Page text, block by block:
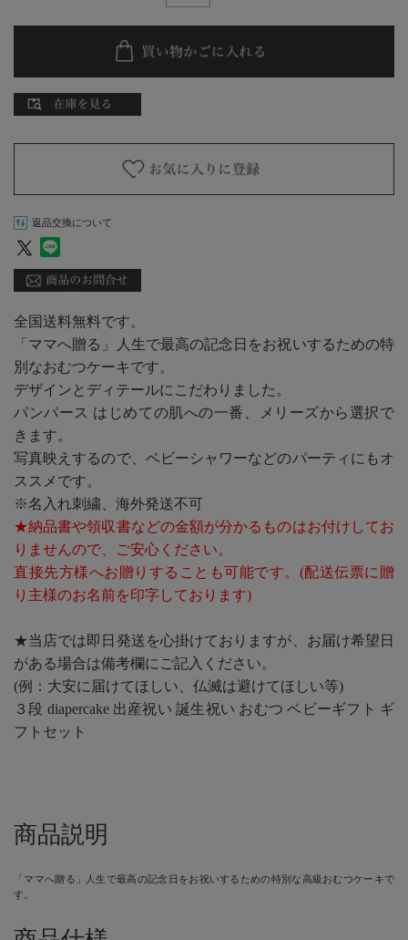
返品交換について
全国送料無料です。
「ママへ贈る」人生で最高の記念日をお祝いするための特
別なおむつケーキです。
デザインとディテールにこだわりました。
パンパース はじめての肌への一番、メリーズから選択で
きます。
写真映えするので、ベビーシャワーなどのパーティにもオ
ススメです。
※名入れ刺繍、海外発送不可
★納品書や領収書などの金額が分かるものはお付けしてお
りませんので、ご安心ください。
直接先方様へお贈りすることも可能です。(配送伝票に贈
り主様のお名前を印字しております)
★当店では即日発送を心掛けておりますが、お届け希望日
がある場合は備考欄にご記入ください。
(例：大安に届けてほしい、仏滅は避けてほしい等)
３段 diapercake 出産祝い 誕生祝い おむつ ベビーギフト ギ
フトセット
商品説明
「ママへ贈る」人生で最高の記念日をお祝いするための特別な高級おむつケーキで
す。